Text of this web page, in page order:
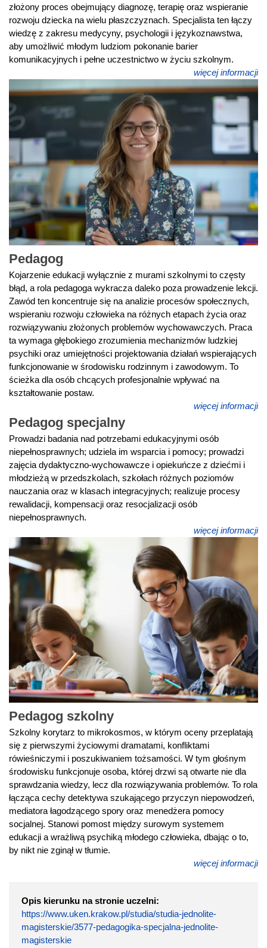
złożony proces obejmujący diagnozę, terapię oraz wspieranie
rozwoju dziecka na wielu płaszczyznach. Specjalista ten łączy
wiedzę z zakresu medycyny, psychologii i językoznawstwa,
aby umożliwić młodym ludziom pokonanie barier
komunikacyjnych i pełne uczestnictwo w życiu szkolnym.
więcej informacji
Pedagog
Kojarzenie edukacji wyłącznie z murami szkolnymi to częsty
błąd, a rola pedagoga wykracza daleko poza prowadzenie lekcji.
Zawód ten koncentruje się na analizie procesów społecznych,
wspieraniu rozwoju człowieka na różnych etapach życia oraz
rozwiązywaniu złożonych problemów wychowawczych. Praca
ta wymaga głębokiego zrozumienia mechanizmów ludzkiej
psychiki oraz umiejętności projektowania działań wspierających
funkcjonowanie w środowisku rodzinnym i zawodowym. To
ścieżka dla osób chcących profesjonalnie wpływać na
kształtowanie postaw.
więcej informacji
Pedagog specjalny
Prowadzi badania nad potrzebami edukacyjnymi osób
niepełnosprawnych; udziela im wsparcia i pomocy; prowadzi
zajęcia dydaktyczno-wychowawcze i opiekuńcze z dziećmi i
młodzieżą w przedszkolach, szkołach różnych poziomów
nauczania oraz w klasach integracyjnych; realizuje procesy
rewalidacji, kompensacji oraz resocjalizacji osób
niepełnosprawnych.
więcej informacji
Pedagog szkolny
Szkolny korytarz to mikrokosmos, w którym oceny przeplatają
się z pierwszymi życiowymi dramatami, konfliktami
rówieśniczymi i poszukiwaniem tożsamości. W tym głośnym
środowisku funkcjonuje osoba, której drzwi są otwarte nie dla
sprawdzania wiedzy, lecz dla rozwiązywania problemów. To rola
łącząca cechy detektywa szukającego przyczyn niepowodzeń,
mediatora łagodzącego spory oraz menedżera pomocy
socjalnej. Stanowi pomost między surowym systemem
edukacji a wrażliwą psychiką młodego człowieka, dbając o to,
by nikt nie zginął w tłumie.
więcej informacji
Opis kierunku na stronie uczelni:
https://www.uken.krakow.pl/studia/studia-jednolite-
magisterskie/3577-pedagogika-specjalna-jednolite-
magisterskie